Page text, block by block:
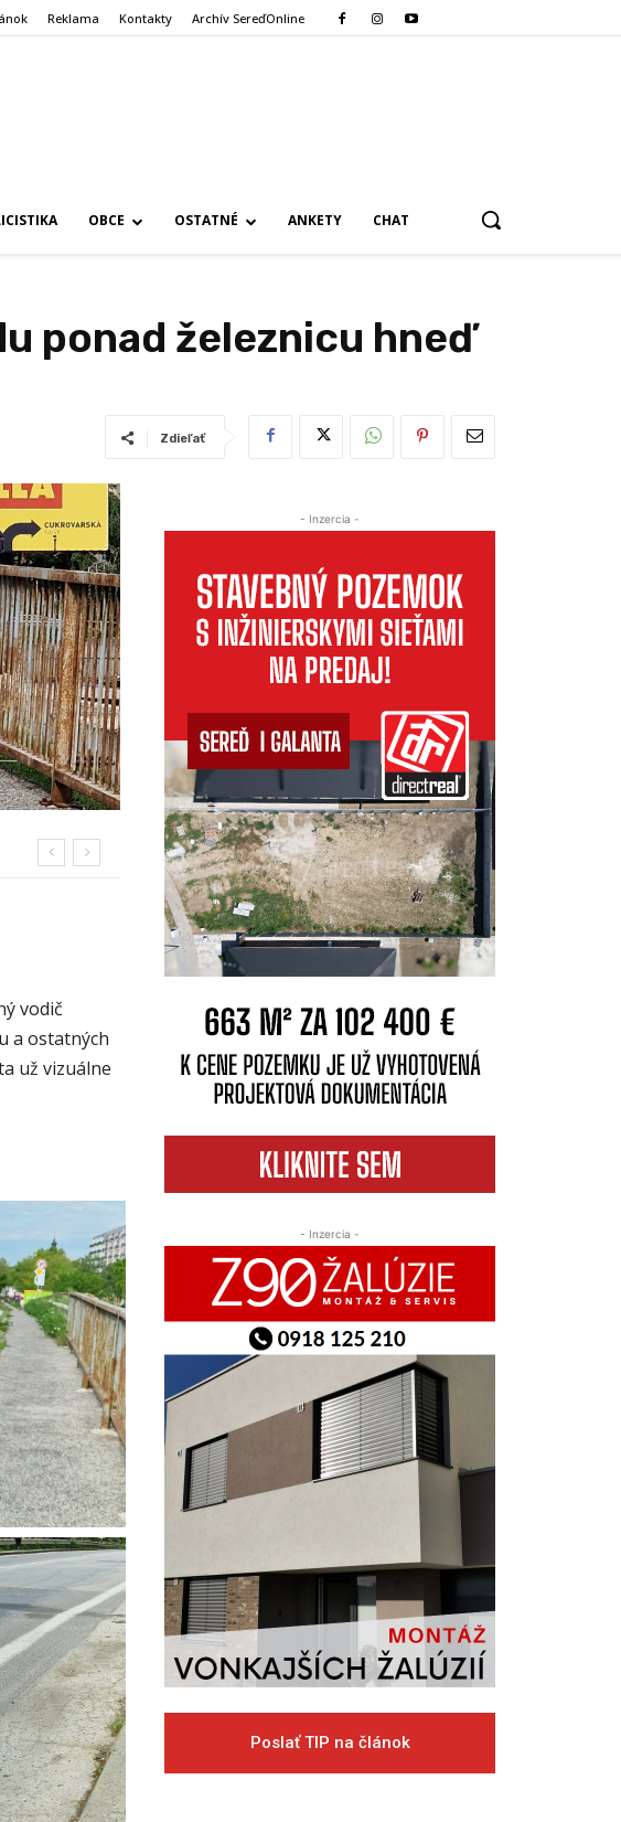
Reklama Kontakty Archív SereďOnline
OBCE OSTATNÉ ANKETY CHAT
ponad železnicu hneď
Zdieľať
vodič
a ostatných
už vizuálne
- Inzercia -
- Inzercia -
Poslať TIP na článok